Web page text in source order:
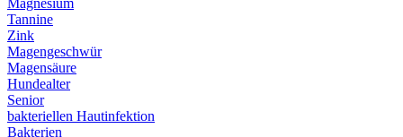
Magnesium
Tannine
Zink
Magengeschwür
Magensäure
Hundealter
Senior
bakteriellen Hautinfektion
Bakterien